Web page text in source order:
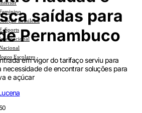
Brasileira
Sports
Internacional
Escolares
saídas para
Pernambuco
em vigor do tarifaço serviu para
de encontrar soluções para
e açúcar